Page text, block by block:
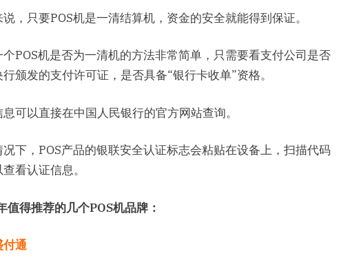
，只要POS机是一清结算机，资金的安全就能得到保证。
个POS机是否为一清机的方法非常简单，只需要看支付公司是否
颁发的支付许可证，是否具备“银行卡收单”资格。
可以直接在中国人民银行的官方网站查询。
况下，POS产品的银联安全认证标志会粘贴在设备上，扫描代码
看认证信息。
值得推荐的几个POS机品牌：
付通